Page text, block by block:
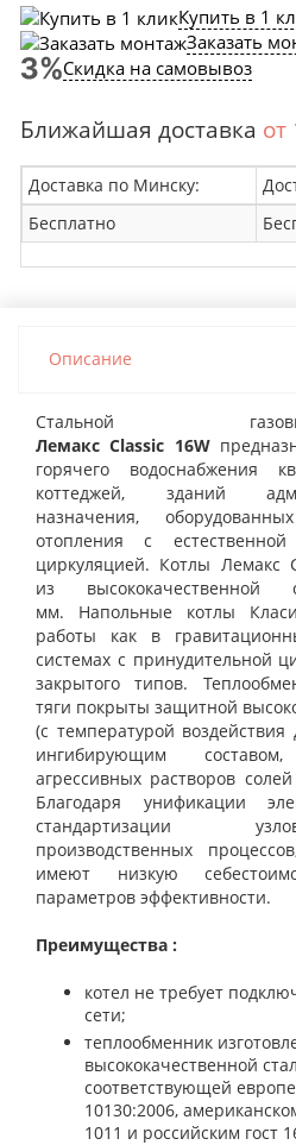
Купить в 1
Заказать
Скидка на самовывоз
Ближайшая доставка от
Доставка по Минску:
Бесплатно
Описание
Стальной
Лемакс Classic 16W
горячего водоснабжения
коттеджей, зданий
назначения,
отопления с
циркуляцией. Котлы Лемакс
из
мм. Напольные котлы
работы как в
системах с принудительной
закрытого типов.
тяги покрыты защитной
(с температурой
ингибирующим
агрессивных растворов
Благодаря унификации
стандартизации
производственных
имеют низкую
параметров эффективности.
Преимущества :
котел не требует
сети;
теплообменник
высококачественной
соответствующей
10130:2006,
1011 и российским гост